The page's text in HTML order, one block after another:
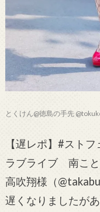
とくけん@徳島の手先
【遅レポ】#スト
ラブライブ 南こと
高吹翔様（
遅くなりましたが